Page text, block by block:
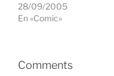
28/09/2005
En «Comic»
Comments